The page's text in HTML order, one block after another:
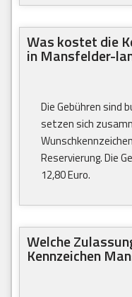
Was kostet die
in Mansfelder-
Die Gebühren sind
setzen sich
Reservierung. Die
12,80 Euro.
Welche
Kennzeichen